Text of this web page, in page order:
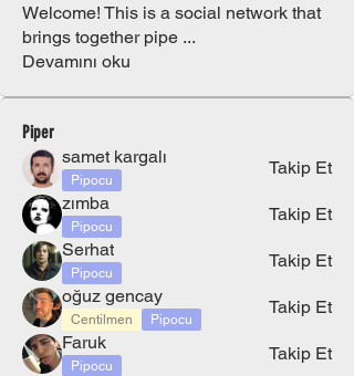
Welcome! This is a social network that
brings together pipe ...
Devamını oku
Piper
samet kargalı
Pipocu
Takip Et
zımba
Pipocu
Takip Et
Serhat
Pipocu
Takip Et
oğuz gencay
Centilmen Pipocu
Takip Et
Faruk
Pipocu
Takip Et